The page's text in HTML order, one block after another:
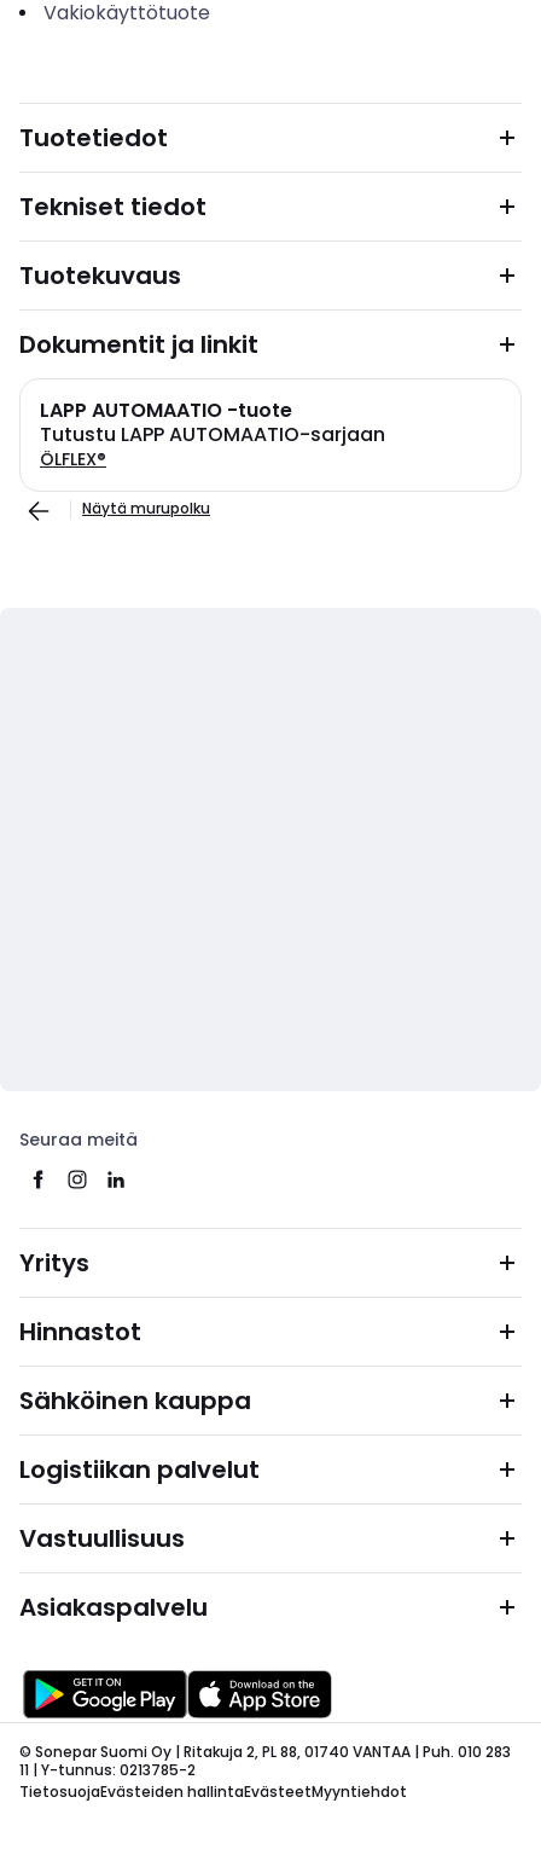
Vakiokäyttötuote
Tuotetiedot
Tekniset tiedot
Tuotekuvaus
Dokumentit ja linkit
LAPP AUTOMAATIO -tuote
Tutustu LAPP AUTOMAATIO-sarjaan
ÖLFLEX®
Näytä murupolku
Seuraa meitä
Yritys
Hinnastot
Sähköinen kauppa
Logistiikan palvelut
Vastuullisuus
Asiakaspalvelu
© Sonepar Suomi Oy | Ritakuja 2, PL 88, 01740 VANTAA | Puh. 010 283
11 | Y-tunnus: 0213785-2
TietosuojaEvästeiden hallintaEvästeetMyyntiehdot